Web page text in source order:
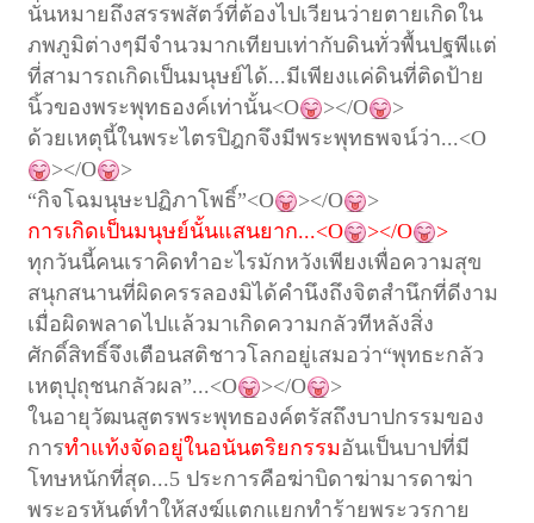
นั่นหมายถึงสรรพสัตว์ที่ต้องไปเวียนว่ายตายเกิดใน
ภพภูมิต่างๆมีจำนวมากเทียบเท่ากับดินทั่วพื้นปฐพีแต่
ที่สามารถเกิดเป็นมนุษย์ได้...มีเพียงแค่ดินที่ติดป้าย
นิ้วของพระพุทธองค์เท่านั้น<O ></O
>
ด้วยเหตุนี้ในพระไตรปิฎกจึงมีพระพุทธพจน์ว่า...<O
></O
>
“กิจโฉมนุษะปฏิภาโพธิ์”<O ></O
>
การเกิดเป็นมนุษย์นั้นแสนยาก...<O ></O
>
ทุกวันนี้คนเราคิดทำอะไรมักหวังเพียงเพื่อความสุข
สนุกสนานที่ผิดครรลองมิได้คำนึงถึงจิตสำนึกที่ดีงาม
เมื่อผิดพลาดไปแล้วมาเกิดความกลัวทีหลังสิ่ง
ศักดิ์สิทธิ์จึงเตือนสติชาวโลกอยู่เสมอว่า“พุทธะกลัว
เหตุปุถุชนกลัวผล”...<O ></O
>
ในอายุวัฒนสูตรพระพุทธองค์ตรัสถึงบาปกรรมของ
การทำแท้งจัดอยู่ในอนันตริยกรรมอันเป็นบาปที่มี
โทษหนักที่สุด...5 ประการคือฆ่าบิดาฆ่ามารดาฆ่า
พระอรหันต์ทำให้สงฆ์แตกแยกทำร้ายพระวรกาย